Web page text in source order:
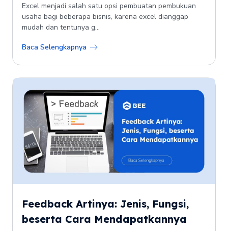
Excel menjadi salah satu opsi pembuatan pembukuan
usaha bagi beberapa bisnis, karena excel dianggap
mudah dan tentunya g...
Baca Selengkapnya
Feedback Artinya: Jenis, Fungsi,
beserta Cara Mendapatkannya